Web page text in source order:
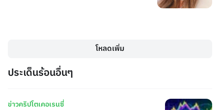
โหลดเพิ่ม
ประเด็นร้อนอื่นๆ
ข่าวคริปโตเคอเรนซี่